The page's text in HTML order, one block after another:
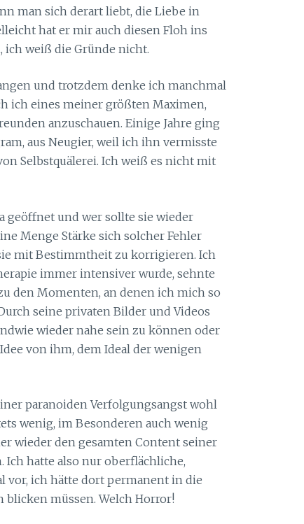
man sich derart liebt, die Liebe in
hat er mir auch diesen Floh ins
ich weiß die Gründe nicht.
und trotzdem denke ich manchmal
ich eines meiner größten Maximen,
anzuschauen. Einige Jahre ging
aus Neugier, weil ich ihn vermisste
Selbstquälerei. Ich weiß es nicht mit
geöffnet und wer sollte sie wieder
Menge Stärke sich solcher Fehler
mit Bestimmtheit zu korrigieren. Ich
immer intensiver wurde, sehnte
den Momenten, an denen ich mich so
seine privaten Bilder und Videos
wieder nahe sein zu können oder
von ihm, dem Ideal der wenigen
paranoiden Verfolgungsangst wohl
wenig, im Besonderen auch wenig
wieder den gesamten Content seiner
Ich hatte also nur oberflächliche,
vor, ich hätte dort permanent in die
müssen. Welch Horror!